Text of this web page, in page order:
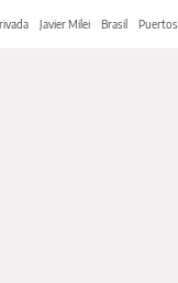
Javier Milei Brasil Puertos